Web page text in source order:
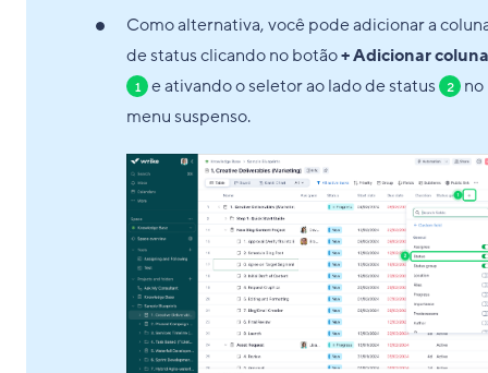
Como alternativa, você pode adicionar a
de status clicando no botão+ Adicionar coluna
1 e ativando o seletor ao lado de status 2
no
menu suspenso.